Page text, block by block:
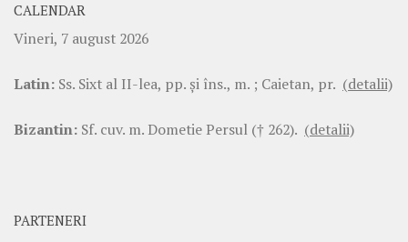
CALENDAR
Vineri, 7 august 2026
Latin: Ss. Sixt al II-lea, pp. şi îns., m. ; Caietan, pr. (detalii)
Bizantin: Sf. cuv. m. Dometie Persul († 262). (detalii)
PARTENERI